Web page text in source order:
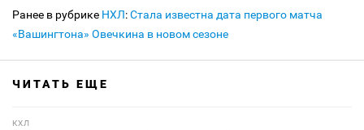
Ранее в рубрике НХЛ:Стала известна дата первого матча
«Вашингтона» Овечкина в новом сезоне
ЧИТАТЬ ЕЩЕ
КХЛ